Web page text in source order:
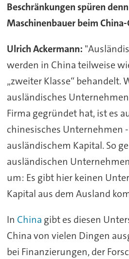
Beschränkungen spüren
Maschinenbauer beim China-
Ulrich Ackermann:
werden in China teilweise
„zweiter Klasse“ behandelt.
ausländisches
Firma gegründet hat, ist es
chinesisches Unternehmen
ausländischem Kapital. So
ausländischen
um: Es gibt hier keinen
Kapital aus dem Ausland
In China gibt es diesen
China von vielen Dingen
bei Finanzierungen, der